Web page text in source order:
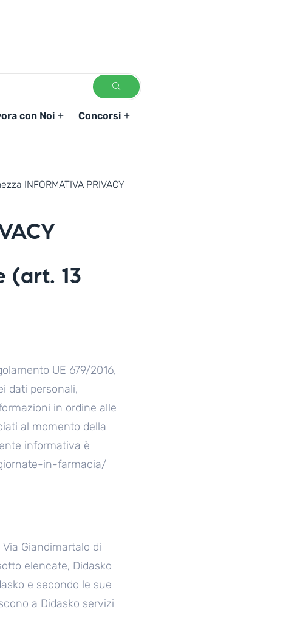
con Noi Concorsi
INFORMATIVA PRIVACY
(art. 13
UE 679/2016,
dati personali,
in ordine alle
al momento della
informativa è
in-farmacia/
Giandimartalo di
elencate, Didasko
e secondo le sue
a Didasko servizi